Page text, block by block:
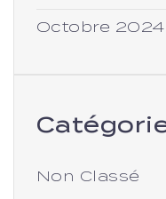
Octobre 2024
Non Classé